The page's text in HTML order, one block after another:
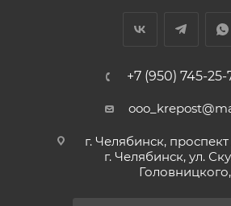
+7 (950) 745-25-
г. Челябинск,
г. Челябинск, ул.